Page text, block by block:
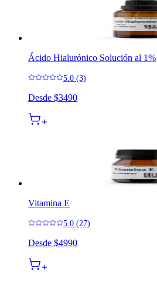
Ácido Hialurónico Solución al 1%
5.0 (3)
Desde $3490
Vitamina E
5.0 (27)
Desde $4990